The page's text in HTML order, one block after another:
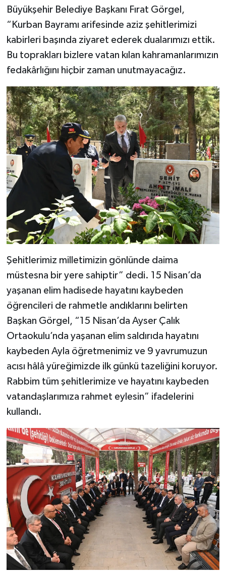
Büyükşehir Belediye Başkanı Fırat Görgel,
“Kurban Bayramı arifesinde aziz şehitlerimizi
kabirleri başında ziyaret ederek dualarımızı ettik.
Bu toprakları bizlere vatan kılan kahramanlarımızın
fedakârlığını hiçbir zaman unutmayacağız.
Şehitlerimiz milletimizin gönlünde daima
müstesna bir yere sahiptir” dedi. 15 Nisan’da
yaşanan elim hadisede hayatını kaybeden
öğrencileri de rahmetle andıklarını belirten
Başkan Görgel, “15 Nisan’da Ayser Çalık
Ortaokulu’nda yaşanan elim saldırıda hayatını
kaybeden Ayla öğretmenimiz ve 9 yavrumuzun
acısı hâlâ yüreğimizde ilk günkü tazeliğini koruyor.
Rabbim tüm şehitlerimize ve hayatını kaybeden
vatandaşlarımıza rahmet eylesin” ifadelerini
kullandı.